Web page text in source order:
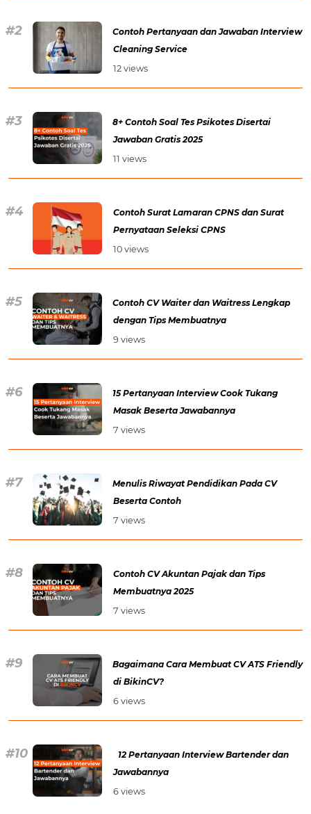
Contoh Pertanyaan dan Jawaban Interview
Cleaning Service
12 views
8+ Contoh Soal Tes Psikotes Disertai
Jawaban Gratis 2025
11 views
Contoh Surat Lamaran CPNS dan Surat
Pernyataan Seleksi CPNS
10 views
Contoh CV Waiter dan Waitress Lengkap
dengan Tips Membuatnya
9 views
15 Pertanyaan Interview Cook Tukang
Masak Beserta Jawabannya
7 views
Menulis Riwayat Pendidikan Pada CV
Beserta Contoh
7 views
Contoh CV Akuntan Pajak dan Tips
Membuatnya 2025
7 views
Bagaimana Cara Membuat CV ATS Friendly
di BikinCV?
6 views
12 Pertanyaan Interview Bartender dan
Jawabannya
6 views